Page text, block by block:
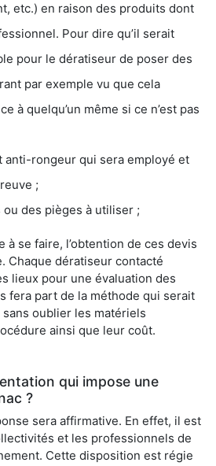
etc.) en raison des produits dont
Pour dire qu’il serait
pour le dératiseur de poser des
par exemple vu que cela
à quelqu’un même si ce n’est pas
anti-rongeur qui sera employé et
;
ou des pièges à utiliser ;
à se faire, l’obtention de ces devis
Chaque dératiseur contacté
lieux pour une évaluation des
fera part de la méthode qui serait
oublier les matériels
ainsi que leur coût.
qui impose une
?
sera affirmative. En effet, il est
et les professionnels de
Cette disposition est régie